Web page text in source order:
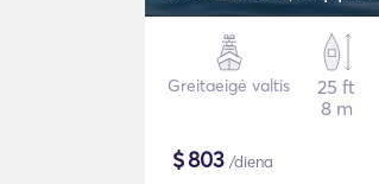
Greitaeigė valtis
25 ft
8 m
$803 /diena